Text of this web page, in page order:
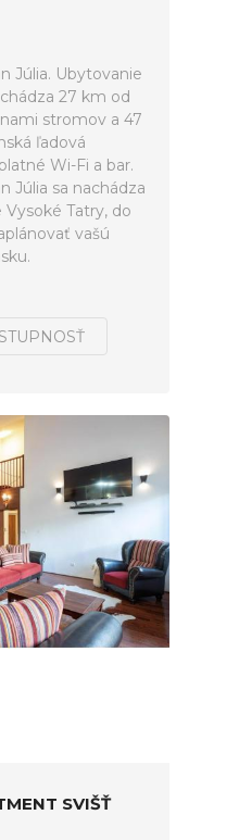
Júlia. Ubytovanie
27 km od
stromov a 47
ľadová
Wi-Fi a bar.
Júlia sa nachádza
Tatry, do
vašú
SVIŠŤ